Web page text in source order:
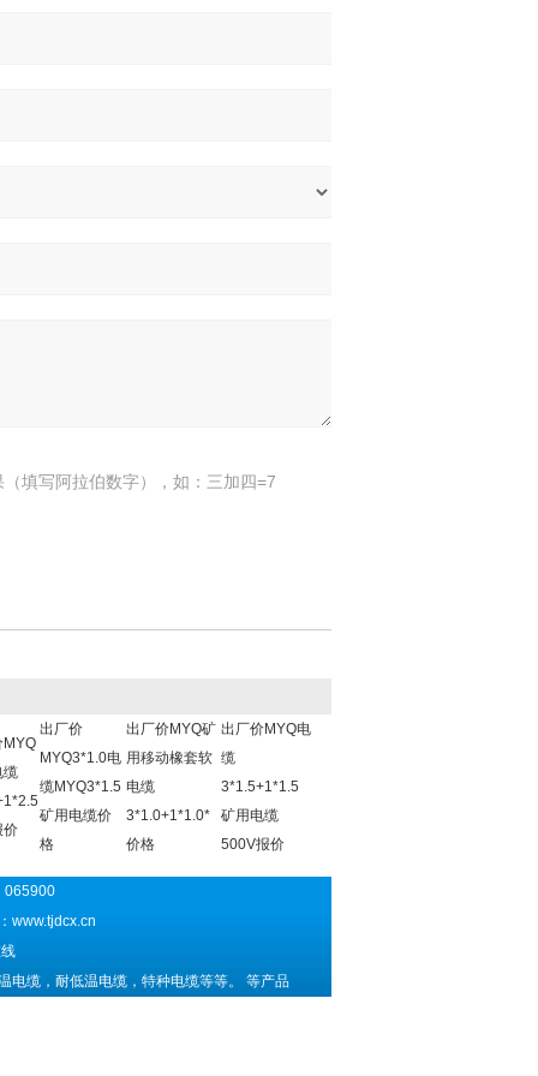
填写阿拉伯数字），如：三加四=7
MYQ
缆
价
出厂价
MYQ3*1.0电
缆MYQ3*1.5
矿用电缆价
格
出厂价MYQ矿
用移动橡套软
电缆
3*1.0+1*1.0*
价格
出厂价MYQ电
缆
3*1.5+1*1.5
矿用电缆
500V报价
065900
www.tjdcx.cn
电缆，耐低温电缆，特种电缆等等。 等产品